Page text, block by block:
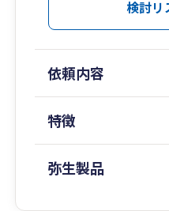
検討リ
依頼内容
特徴
弥生製品